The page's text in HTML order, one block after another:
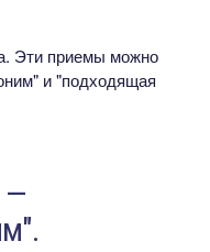
Эти приемы можно
и "подходящая
—